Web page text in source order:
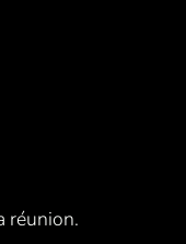
réunion.